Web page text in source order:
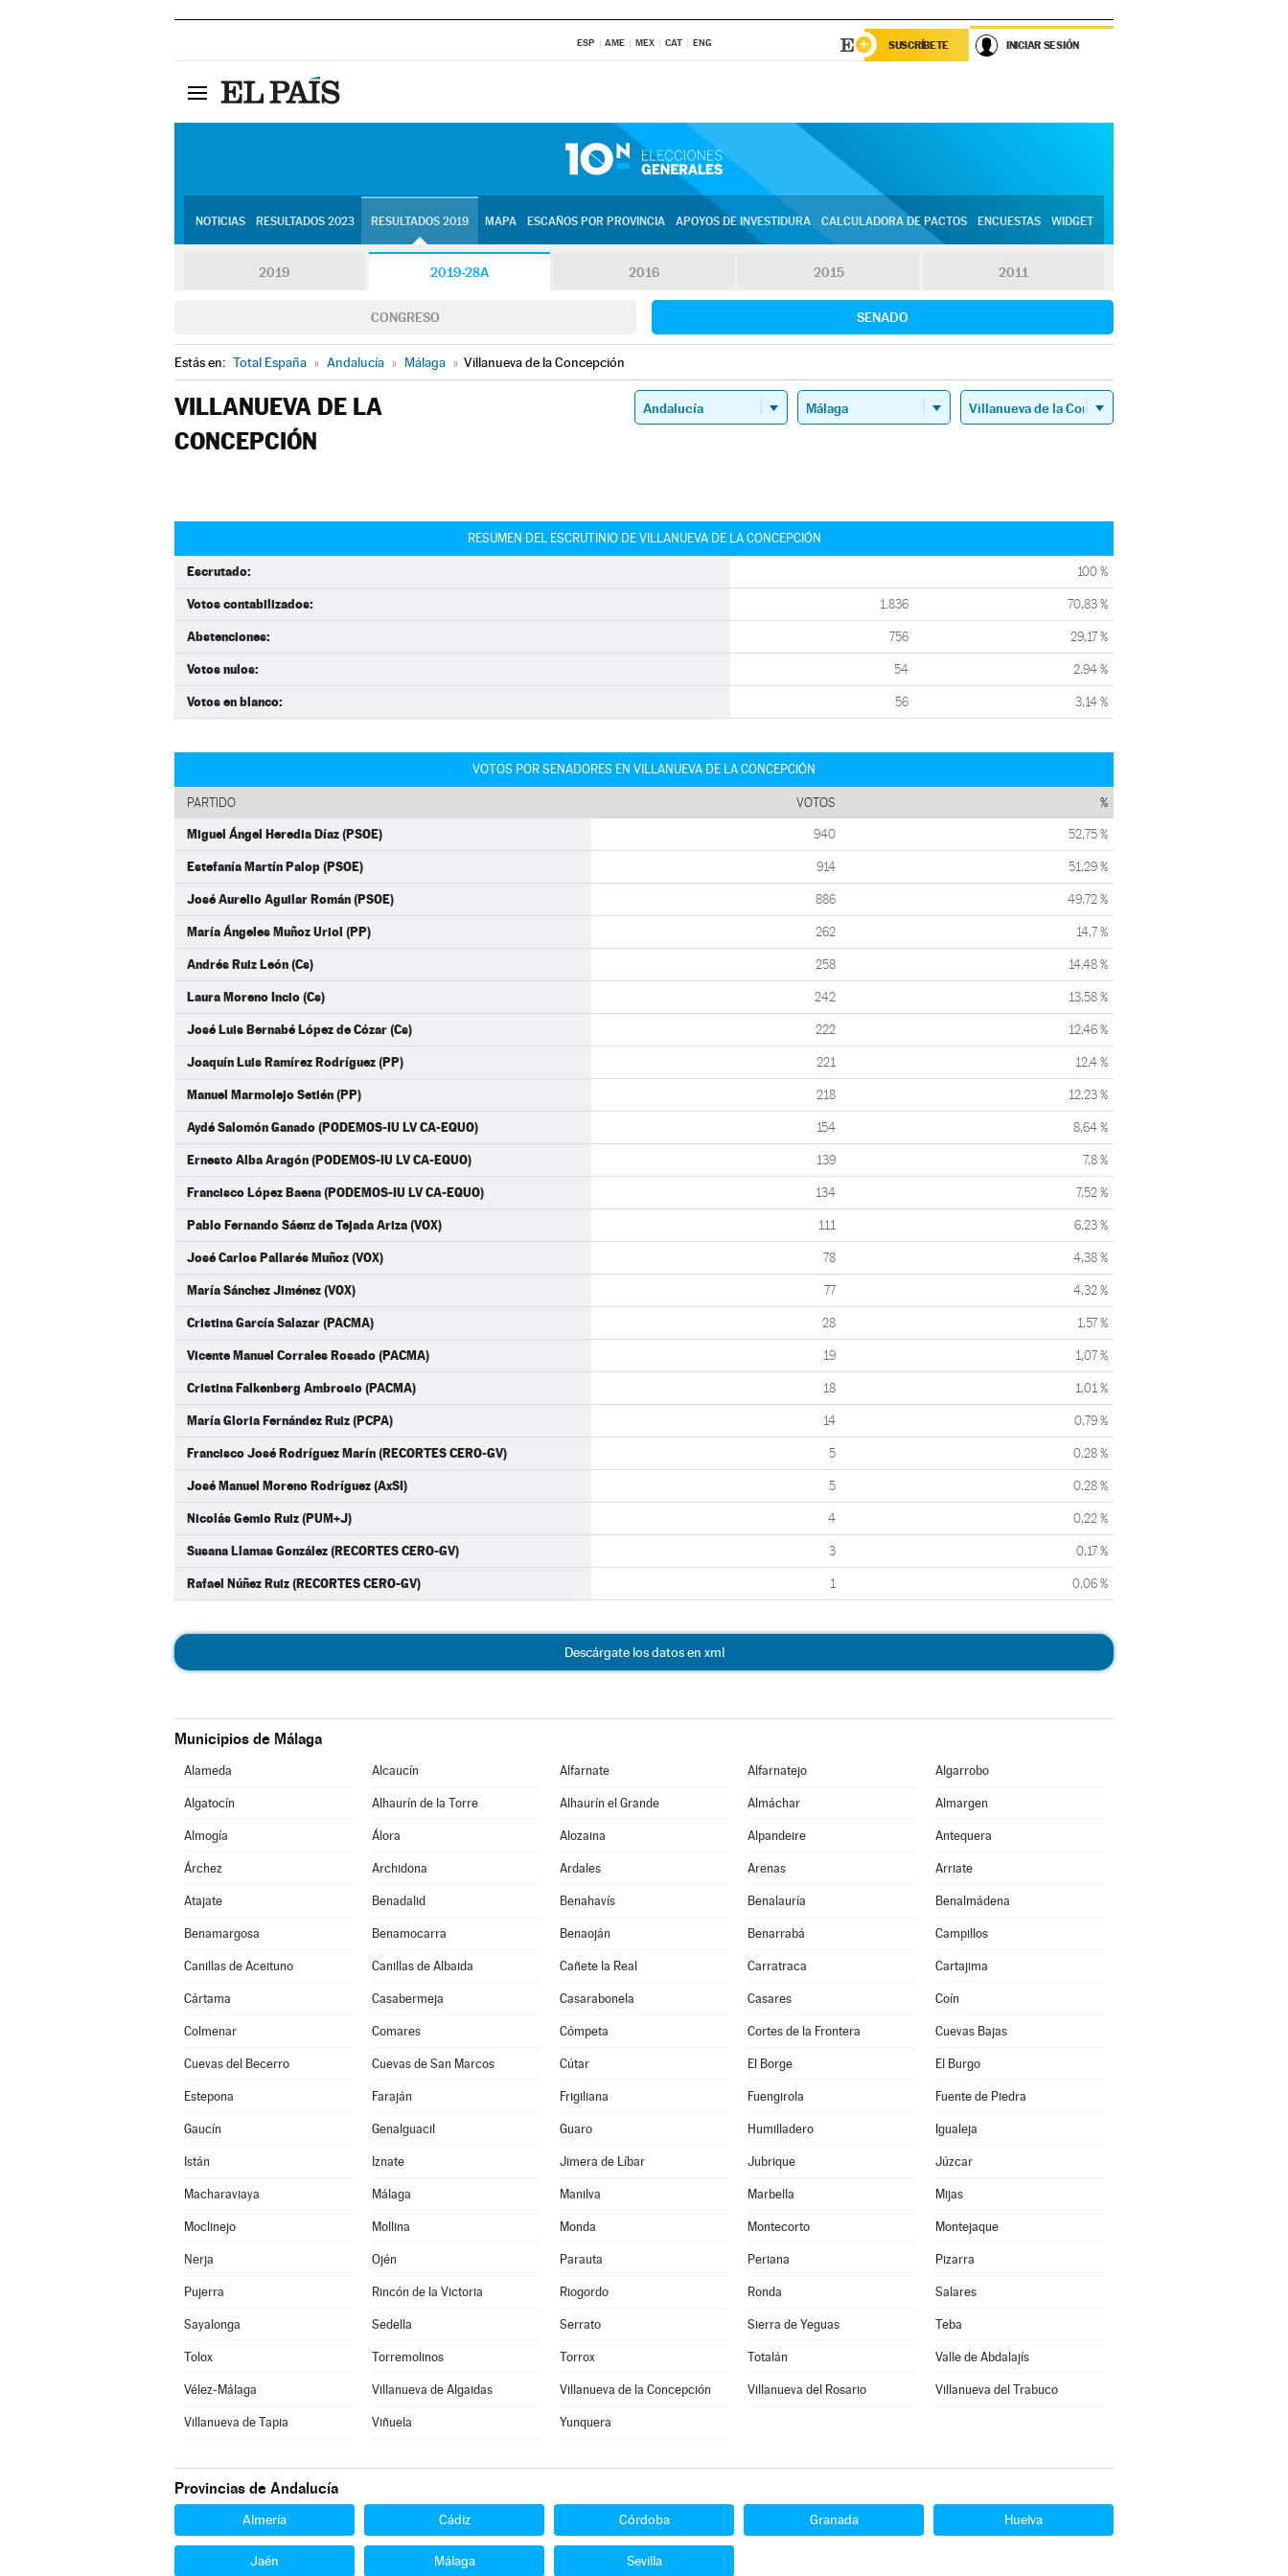
ESP AME MEX CAT ENG SUSCRÍBETE INICIAR SESIÓN
NOTICIAS RESULTADOS 2023 RESULTADOS 2019 MAPA ESCAÑOS POR PROVINCIA APOYOS DE INVESTIDURA CALCULADORA DE PACTOS ENCUESTAS WIDGET
2019 2019-28A 2016 2015 2011
CONGRESO SENADO
Estás en: Total España » Andalucía » Málaga » Villanueva de la Concepción
VILLANUEVA DE LA
CONCEPCIÓN
RESUMEN DEL ESCRUTINIO DE VILLANUEVA DE LA CONCEPCIÓN
Escrutado: 100 %
Votos contabilizados: 1.836 70,83 %
Abstenciones: 756 29,17 %
Votos nulos: 54 2,94 %
Votos en blanco: 56 3,14 %
VOTOS POR SENADORES EN VILLANUEVA DE LA CONCEPCIÓN
PARTIDO VOTOS %
Miguel Ángel Heredia Díaz (PSOE) 940 52,75 %
Estefanía Martín Palop (PSOE) 914 51,29 %
José Aurelio Aguilar Román (PSOE) 886 49,72 %
María Ángeles Muñoz Uriol (PP) 262 14,7 %
Andrés Ruiz León (Cs) 258 14,48 %
Laura Moreno Incio (Cs) 242 13,58 %
José Luis Bernabé López de Cózar (Cs) 222 12,46 %
Joaquín Luis Ramírez Rodríguez (PP) 221 12,4 %
Manuel Marmolejo Setién (PP) 218 12,23 %
Aydé Salomón Ganado (PODEMOS-IU LV CA-EQUO) 154 8,64 %
Ernesto Alba Aragón (PODEMOS-IU LV CA-EQUO) 139 7,8 %
Francisco López Baena (PODEMOS-IU LV CA-EQUO) 134 7,52 %
Pablo Fernando Sáenz de Tejada Ariza (VOX) 111 6,23 %
José Carlos Pallarés Muñoz (VOX) 78 4,38 %
María Sánchez Jiménez (VOX) 77 4,32 %
Cristina García Salazar (PACMA) 28 1,57 %
Vicente Manuel Corrales Rosado (PACMA) 19 1,07 %
Cristina Falkenberg Ambrosio (PACMA) 18 1,01 %
María Gloria Fernández Ruiz (PCPA) 14 0,79 %
Francisco José Rodríguez Marín (RECORTES CERO-GV) 5 0,28 %
José Manuel Moreno Rodríguez (AxSI) 5 0,28 %
Nicolás Gemio Ruiz (PUM+J) 4 0,22 %
Susana Llamas González (RECORTES CERO-GV) 3 0,17 %
Rafael Núñez Ruiz (RECORTES CERO-GV) 1 0,06 %
Descárgate los datos en xml
Municipios de Málaga
Alameda Alcaucín Alfarnate Alfarnatejo Algarrobo
Algatocín Alhaurín de la Torre Alhaurín el Grande Almáchar Almargen
Almogía Álora Alozaina Alpandeire Antequera
Árchez Archidona Ardales Arenas Arriate
Atajate Benadalid Benahavís Benalauría Benalmádena
Benamargosa Benamocarra Benaoján Benarrabá Campillos
Canillas de Aceituno Canillas de Albaida Cañete la Real Carratraca Cartajima
Cártama Casabermeja Casarabonela Casares Coín
Colmenar Comares Cómpeta Cortes de la Frontera Cuevas Bajas
Cuevas del Becerro Cuevas de San Marcos Cútar El Borge El Burgo
Estepona Faraján Frigiliana Fuengirola Fuente de Piedra
Gaucín Genalguacil Guaro Humilladero Igualeja
Istán Iznate Jimera de Líbar Jubrique Júzcar
Macharaviaya Málaga Manilva Marbella Mijas
Moclinejo Mollina Monda Montecorto Montejaque
Nerja Ojén Parauta Periana Pizarra
Pujerra Rincón de la Victoria Riogordo Ronda Salares
Sayalonga Sedella Serrato Sierra de Yeguas Teba
Tolox Torremolinos Torrox Totalán Valle de Abdalajís
Vélez-Málaga Villanueva de Algaidas Villanueva de la Concepción Villanueva del Rosario Villanueva del Trabuco
Villanueva de Tapia Viñuela Yunquera
Provincias de Andalucía
Almería Cádiz Córdoba Granada Huelva
Jaén Málaga Sevilla